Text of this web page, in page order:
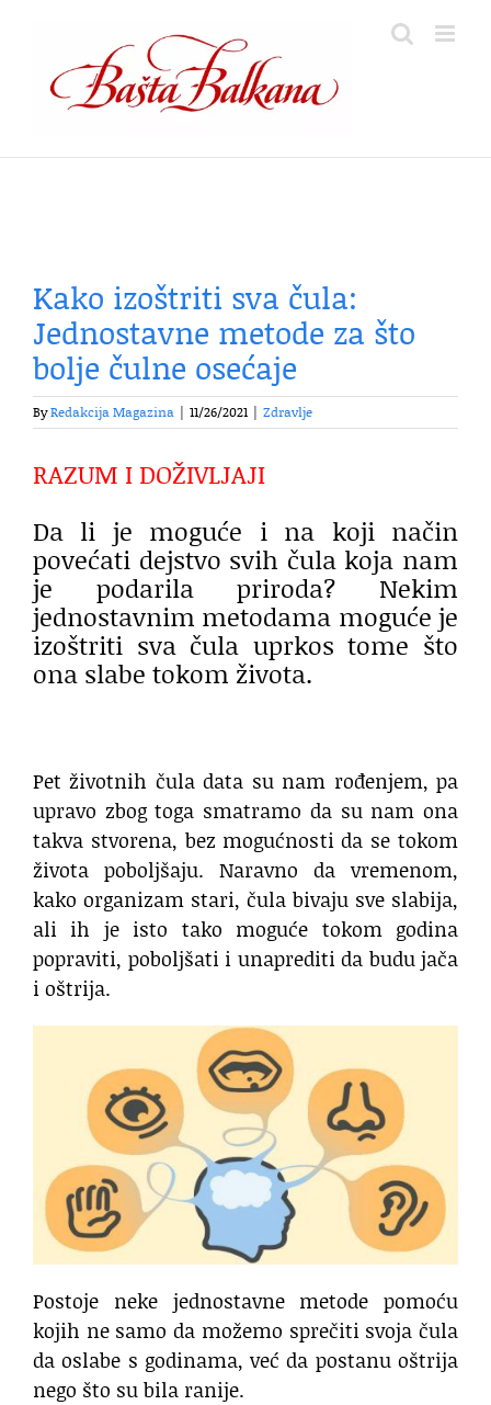
content
Kako izoštriti sva čula:
Jednostavne metode za što
bolje čulne osećaje
ByRedakcija Magazina 11/26/2021 Zdravlje
RAZUM I DOŽIVLJAJI
Da li je moguće i na koji način
povećati dejstvo svih čula koja nam
je podarila priroda? Nekim
jednostavnim metodama moguće je
izoštriti sva čula uprkos tome što
ona slabe tokom života.
Pet životnih čula data su nam rođenjem, pa
upravo zbog toga smatramo da su nam ona
takva stvorena, bez mogućnosti da se tokom
života poboljšaju. Naravno da vremenom,
kako organizam stari, čula bivaju sve slabija,
ali ih je isto tako moguće tokom godina
popraviti, poboljšati i unaprediti da budu jača
i oštrija.
Postoje neke jednostavne metode pomoću
kojih ne samo da možemo sprečiti svoja čula
da oslabe s godinama, već da postanu oštrija
nego što su bila ranije.